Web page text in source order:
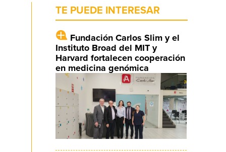
TE PUEDE INTERESAR
Fundación Carlos Slim y el
Instituto Broad del MIT y
Harvard fortalecen cooperación
en medicina genómica